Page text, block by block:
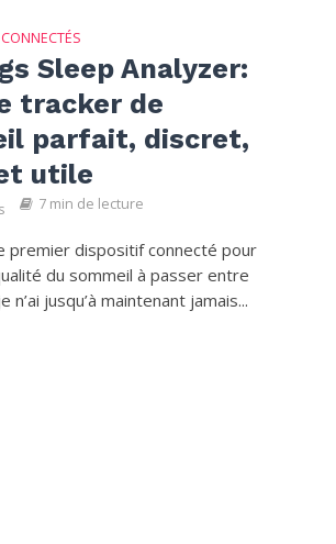
Sleep Analyzer:
tracker de
parfait, discret,
utile
7 min de lecture
premier dispositif connecté pour
du sommeil à passer entre
n’ai jusqu’à maintenant jamais...